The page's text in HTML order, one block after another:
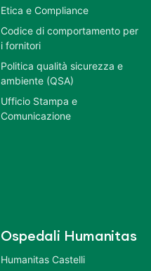
Etica e Compliance
Codice di comportamento per
i fornitori
Politica qualità sicurezza e
ambiente (QSA)
Ufficio Stampa e
Comunicazione
Ospedali Humanitas
Humanitas Castelli